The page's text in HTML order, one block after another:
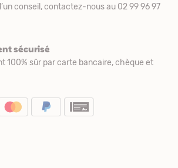
conseil, contactez-nous au 02 99 96 97
sécurisé
100% sûr par carte bancaire, chèque et